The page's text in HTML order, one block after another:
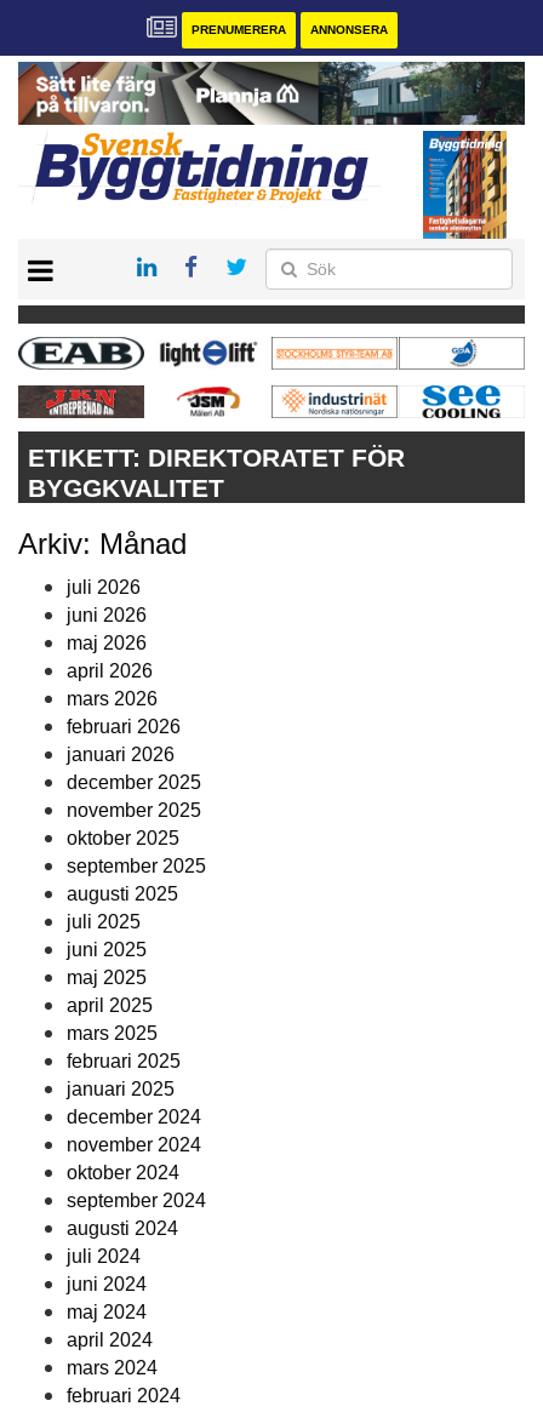
PRENUMERERA ANNONSERA
PRENUMERERA
VÅRA ANDRA MAGASIN
ANNONSERA
KONTAKT
ETIKETT: DIREKTORATET FÖR
BYGGKVALITET
Arkiv: Månad
juli 2026
juni 2026
maj 2026
april 2026
mars 2026
februari 2026
januari 2026
december 2025
november 2025
oktober 2025
september 2025
augusti 2025
juli 2025
juni 2025
maj 2025
april 2025
mars 2025
februari 2025
januari 2025
december 2024
november 2024
oktober 2024
september 2024
augusti 2024
juli 2024
juni 2024
maj 2024
april 2024
mars 2024
februari 2024